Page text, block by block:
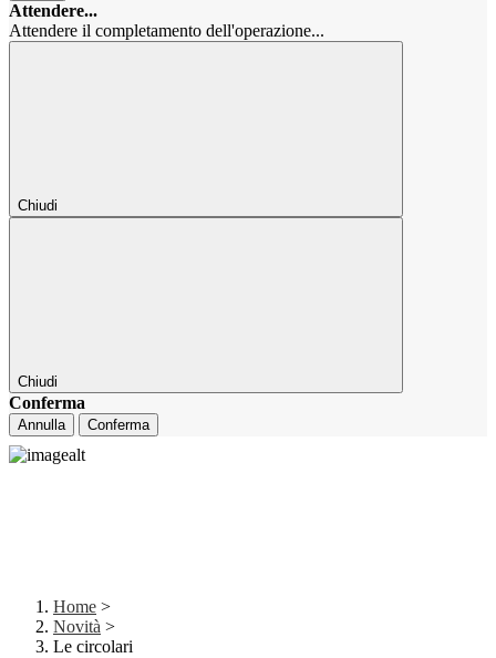
Attendere...
Attendere il completamento dell'operazione...
Chiudi
Chiudi
Conferma
Annulla Conferma
Home >
Novità >
Le circolari